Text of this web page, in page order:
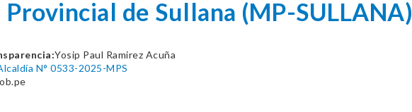
de Sullana (MP-SULLANA)
Yosip Paul Ramirez Acuña
N° 0533-2025-MPS